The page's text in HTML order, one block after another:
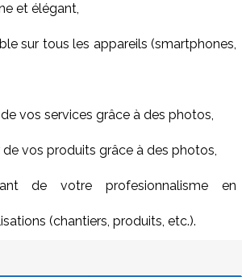
et élégant,
sur tous les appareils (smartphones,
vos services grâce à des photos,
de vos produits grâce à des photos,
de votre profesionnalisme en
(chantiers, produits, etc.).